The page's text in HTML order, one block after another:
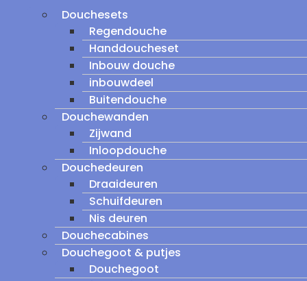
Douchesets
Regendouche
Handdoucheset
Inbouw douche
inbouwdeel
Buitendouche
Douchewanden
Zijwand
Inloopdouche
Douchedeuren
Draaideuren
Schuifdeuren
Nis deuren
Douchecabines
Douchegoot & putjes
Douchegoot